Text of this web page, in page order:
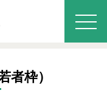
者枠）